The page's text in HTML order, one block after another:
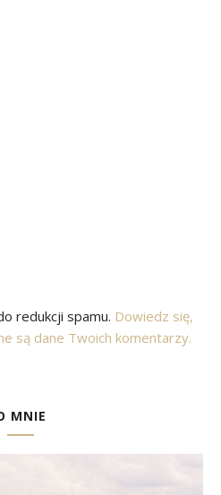
redukcji spamu. Dowiedz się,
są dane Twoich komentarzy.
MNIE